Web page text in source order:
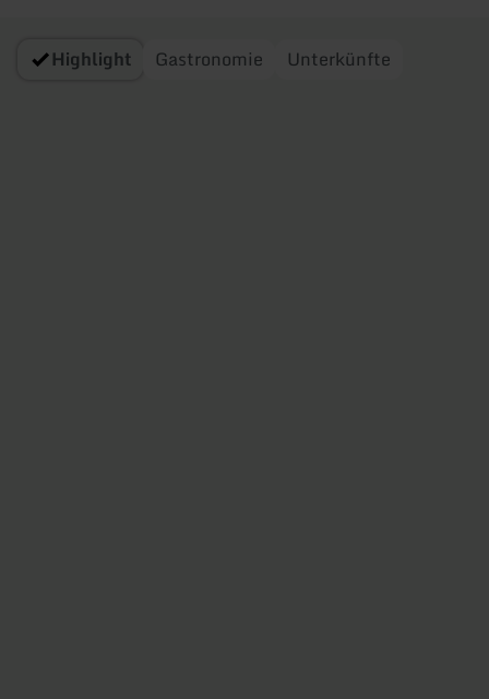
Highlight Gastronomie Unterkünfte